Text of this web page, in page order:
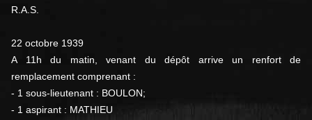
R.A.S.
22 octobre 1939
A 11h du matin, venant du dépôt arrive un renfort de
remplacement comprenant :
- 1 sous-lieutenant : BOULON;
- 1 aspirant : MATHIEU